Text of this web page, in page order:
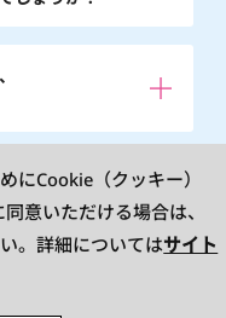
会の承認や推奨、その他の検
is a registered trademark of
is not endorsed or approved
にCookie（クッキー）
意いただける場合は、
。詳細についてはサイト